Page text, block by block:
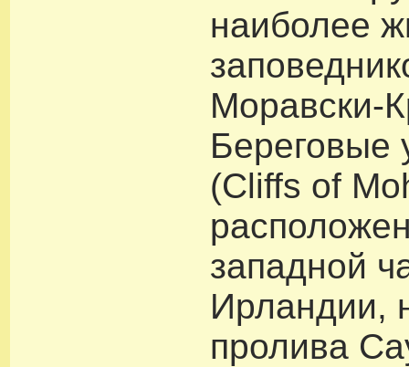
наиболее
Моравски-
Береговые
(Cliffs of
западной
Ирландии,
пролива